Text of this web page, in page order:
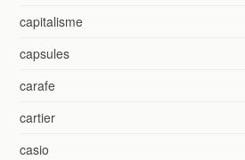
capitalisme
capsules
carafe
cartier
casio